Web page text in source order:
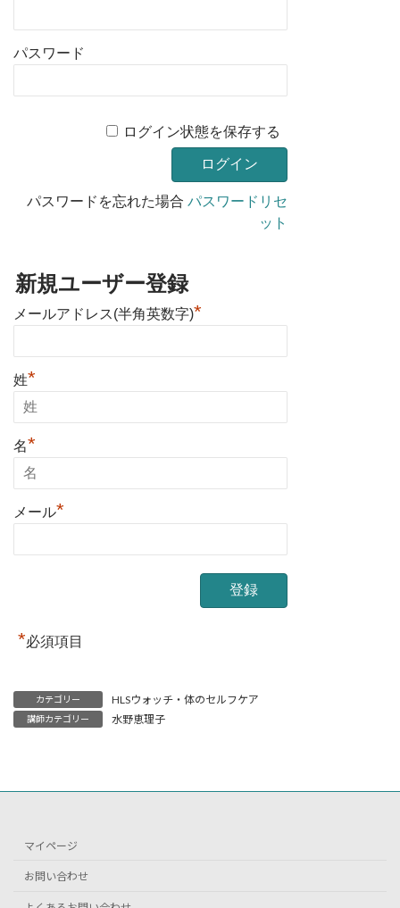
パスワード
ログイン状態を保存する
パスワードを忘れた場合パスワードリセ
ット
新規ユーザー登録
メールアドレス(半角英数字)*
姓*
名*
メール*
*必須項目
カテゴリー HLSウォッチ・体のセルフケア
講師カテゴリー 水野恵理子
マイページ
お問い合わせ